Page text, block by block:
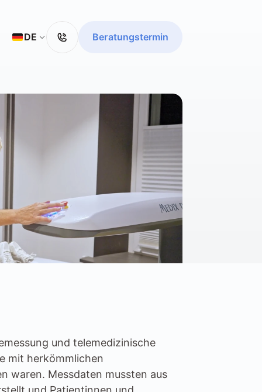
DE
Select Language
Beratungstermin
und telemedizinische
mit herkömmlichen
waren. Messdaten mussten aus